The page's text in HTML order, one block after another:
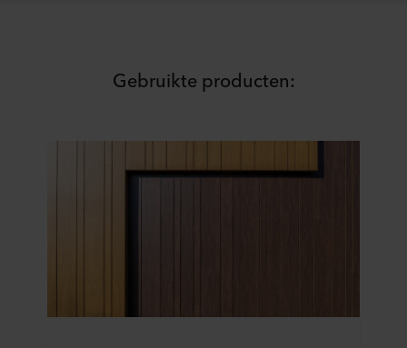
Gebruikte producten: